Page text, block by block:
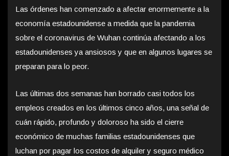
Las órdenes han comenzado a afectar enormemente a la
economía estadounidense a medida que la pandemia
sobre el coronavirus de Wuhan continúa afectando a los
estadounidenses ya ansiosos y que en algunos lugares se
preparan para lo peor.
Las últimas dos semanas han borrado casi todos los
empleos creados en los últimos cinco años, una señal de
cuán rápido, profundo y doloroso ha sido el cierre
económico de muchas familias estadounidenses que
luchan por pagar los costos de alquiler y seguro médico